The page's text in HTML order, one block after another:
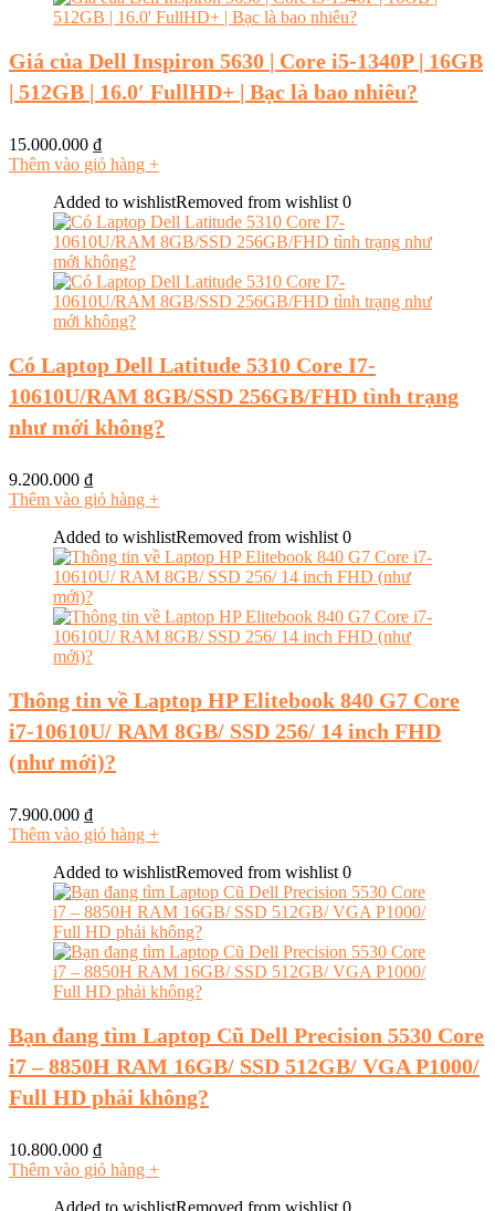
Giá của Dell Inspiron 5630 | Core i5-1340P | 16GB
| 512GB | 16.0′ FullHD+ | Bạc là bao nhiêu?
15.000.000 ₫
Thêm vào giỏ hàng +
Added to wishlistRemoved from wishlist 0
Có Laptop Dell Latitude 5310 Core I7-
10610U/RAM 8GB/SSD 256GB/FHD tình trạng
như mới không?
9.200.000 ₫
Thêm vào giỏ hàng +
Added to wishlistRemoved from wishlist 0
Thông tin về Laptop HP Elitebook 840 G7 Core
i7-10610U/ RAM 8GB/ SSD 256/ 14 inch FHD
(như mới)?
7.900.000 ₫
Thêm vào giỏ hàng +
Added to wishlistRemoved from wishlist 0
Bạn đang tìm Laptop Cũ Dell Precision 5530 Core
i7 – 8850H RAM 16GB/ SSD 512GB/ VGA P1000/
Full HD phải không?
10.800.000 ₫
Thêm vào giỏ hàng +
Added to wishlistRemoved from wishlist 0